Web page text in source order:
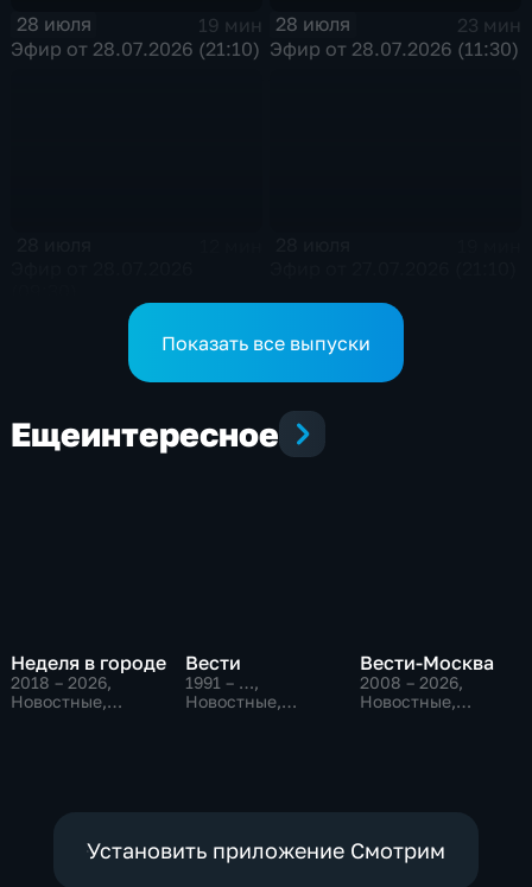
28 июля
19 мин
Эфир от 28.07.2026 (21:10)
28 июля
23 мин
Эфир от 28.07.2026 (11:30)
Показать все выпуски
Ещеинтересное
Неделя в городе
2018 – 2026,
Новостные,
Вести
1991 – …,
Новостные,
Вести-Москва
2008 – 2026,
Новостные,
Установить приложение Смотрим